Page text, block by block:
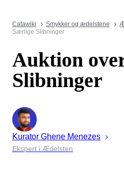
Catawiki Smykker og ædelstene
Særlige Slibninger
Auktion
Slibninger
Kurator Ghene Menezes
Ekspert i Ædelsten